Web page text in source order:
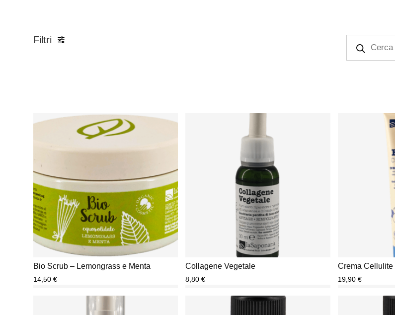
Filtri
Bio Scrub – Lemongrass e Menta
14,50€
Collagene Vegetale
8,80€
Crema Cellulite
19,90 €